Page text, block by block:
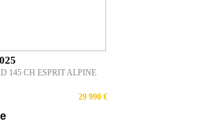
145 CH ESPRIT ALPINE
29 990 €